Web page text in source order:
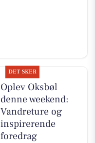
DET SKER
Oplev Oksbøl
denne weekend:
Vandreture og
inspirerende
foredrag